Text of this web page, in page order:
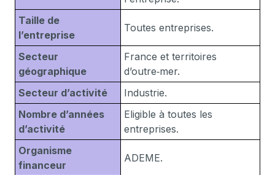
Taille de
l’entreprise
Toutes entreprises.
Secteur
géographique
France et territoires
d’outre‑mer.
Secteur d’activité
Industrie.
Nombre d’années
d’activité
Eligible à toutes les
entreprises.
Organisme
financeur
ADEME.